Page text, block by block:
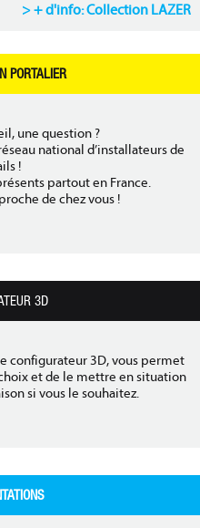
+ d'info: Collection LAZER
PORTALIER
une question ?
national d’installateurs de
!
partout en France.
de chez vous !
3D
configurateur 3D, vous permet
et de le mettre en situation
si vous le souhaitez.